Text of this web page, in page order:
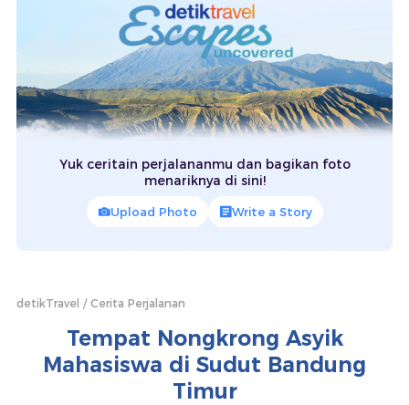
Yuk ceritain perjalananmu dan bagikan foto
menariknya di sini!
Upload Photo Write a Story
detikTravel Cerita Perjalanan
Tempat Nongkrong Asyik
Mahasiswa di Sudut Bandung
Timur